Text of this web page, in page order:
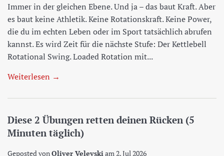
Immer in der gleichen Ebene. Und ja – das baut Kraft. Aber
es baut keine Athletik. Keine Rotationskraft. Keine Power,
die du im echten Leben oder im Sport tatsächlich abrufen
kannst. Es wird Zeit für die nächste Stufe: Der Kettlebell
Rotational Swing. Loaded Rotation mit...
Weiterlesen →
Diese 2 Übungen retten deinen Rücken (5
Minuten täglich)
Geposted vonOliver Velevskiam2. Jul 2026